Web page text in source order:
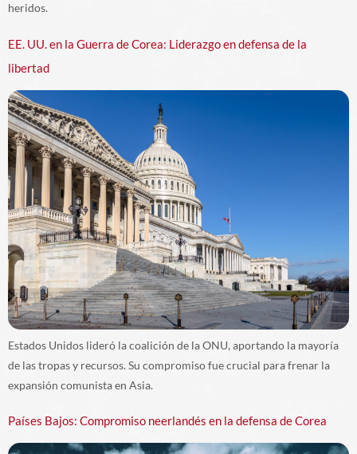
heridos.
EE. UU. en la Guerra de Corea: Liderazgo en defensa de la
libertad
Estados Unidos lideró la coalición de la ONU, aportando la mayoría
de las tropas y recursos. Su compromiso fue crucial para frenar la
expansión comunista en Asia.
Países Bajos: Compromiso neerlandés en la defensa de Corea